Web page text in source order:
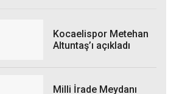
Kocaelispor Metehan
Altuntaş’ı açıkladı
Milli İrade Meydanı